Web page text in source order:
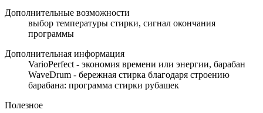
Дополнительные возможности
выбор температуры стирки, сигнал окончания
программы
Дополнительная информация
VarioPerfect - экономия времени или энергии, барабан
WaveDrum - бережная стирка благодаря строению
барабана: программа стирки рубашек
Полезное